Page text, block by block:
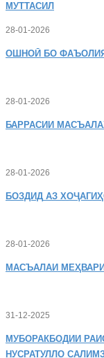
МУТТАСИЛ
28-01-2026
ОШНОӢ БО
28-01-2026
БАРРАСИИ
28-01-2026
БОЗДИД АЗ
28-01-2026
МАСЪАЛАИ
31-12-2025
МУБОРАКБОДИИ
НУСРАТУЛЛО